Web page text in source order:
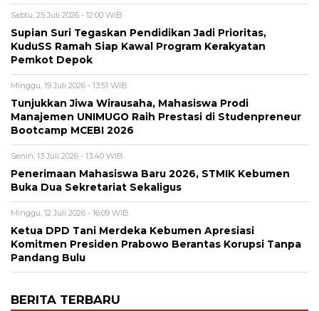
Sabtu, 25 Juli 2026 - 12:00 WIB
Supian Suri Tegaskan Pendidikan Jadi Prioritas,
KuduSS Ramah Siap Kawal Program Kerakyatan
Pemkot Depok
Minggu, 19 Juli 2026 - 13:51 WIB
Tunjukkan Jiwa Wirausaha, Mahasiswa Prodi
Manajemen UNIMUGO Raih Prestasi di Studenpreneur
Bootcamp MCEBI 2026
Senin, 13 Juli 2026 - 13:40 WIB
Penerimaan Mahasiswa Baru 2026, STMIK Kebumen
Buka Dua Sekretariat Sekaligus
Minggu, 12 Juli 2026 - 16:09 WIB
Ketua DPD Tani Merdeka Kebumen Apresiasi
Komitmen Presiden Prabowo Berantas Korupsi Tanpa
Pandang Bulu
BERITA TERBARU